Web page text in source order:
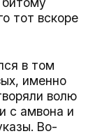
тот вскоре
в том
именно
волю
с амвона и
Во-